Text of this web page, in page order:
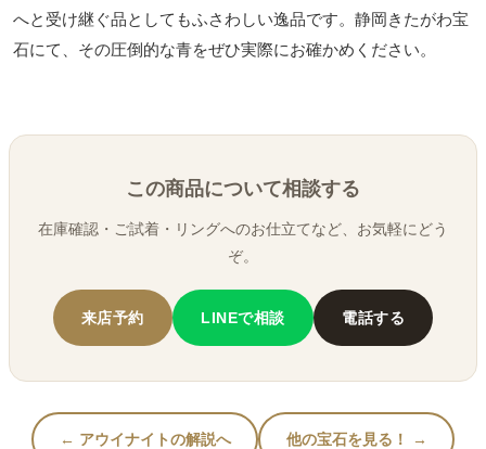
へと受け継ぐ品としてもふさわしい逸品です。静岡きたがわ宝
石にて、その圧倒的な青をぜひ実際にお確かめください。
この商品について相談する
在庫確認・ご試着・リングへのお仕立てなど、お気軽にどう
ぞ。
来店予約 LINEで相談 電話する
← アウイナイトの解説へ 他の宝石を見る！ →